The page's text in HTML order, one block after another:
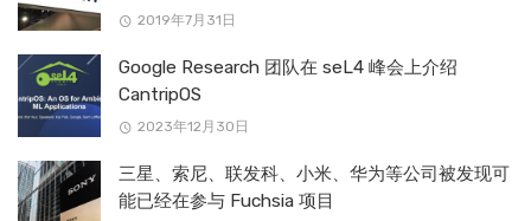
2019年7月31日
Google Research 团队在 seL4 峰会上介绍
CantripOS
2023年12月30日
三星、索尼、联发科、小米、华为等公司被发现可
能已经在参与 Fuchsia 项目